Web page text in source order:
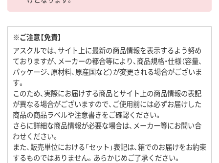
※ご注意【免責】
アスクルでは、サイト上に最新の商品情報を表示するよう努め
ておりますが、メーカーの都合等により、商品規格・仕様（容量、
パッケージ、原材料、原産国など）が変更される場合がございま
す。
このため、実際にお届けする商品とサイト上の商品情報の表記
が異なる場合がございますので、ご使用前には必ずお届けした
商品の商品ラベルや注意書きをご確認ください。
さらに詳細な商品情報が必要な場合は、メーカー等にお問い合
わせください。
また、販売単位における「セット」表記は、箱でのお届けをお約束
するものではありません。あらかじめご了承ください。